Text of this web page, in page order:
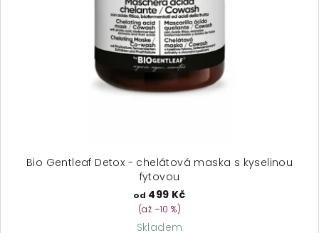
Bio Gentleaf Detox - chelátová maska s kyselinou
fytovou
od 499 Kč
(až –10 %)
Skladem